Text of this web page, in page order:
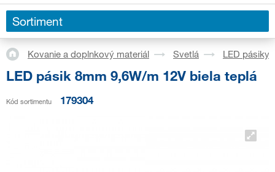
Sortiment
Kovanie a doplnkový materiál Svetlá LED pásiky
LED pásik 8mm 9,6W/m 12V biela teplá
Kód sortimentu 179304